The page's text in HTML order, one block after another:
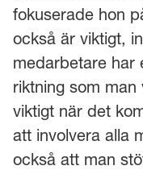
fokuserade hon
också är viktigt,
medarbetare har
riktning som
viktigt när det
att involvera alla
också att man